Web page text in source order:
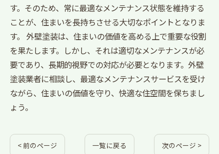
す。そのため、常に最適なメンテナンス状態を維持する
ことが、住まいを長持ちさせる大切なポイントとなりま
す。 外壁塗装は、住まいの価値を高める上で重要な役割
を果たします。しかし、それは適切なメンテナンスが必
要であり、長期的視野での対応が必要となります。外壁
塗装業者に相談し、最適なメンテナンスサービスを受け
ながら、住まいの価値を守り、快適な住空間を保ちまし
ょう。
< 前のページ 一覧に戻る 次のページ >